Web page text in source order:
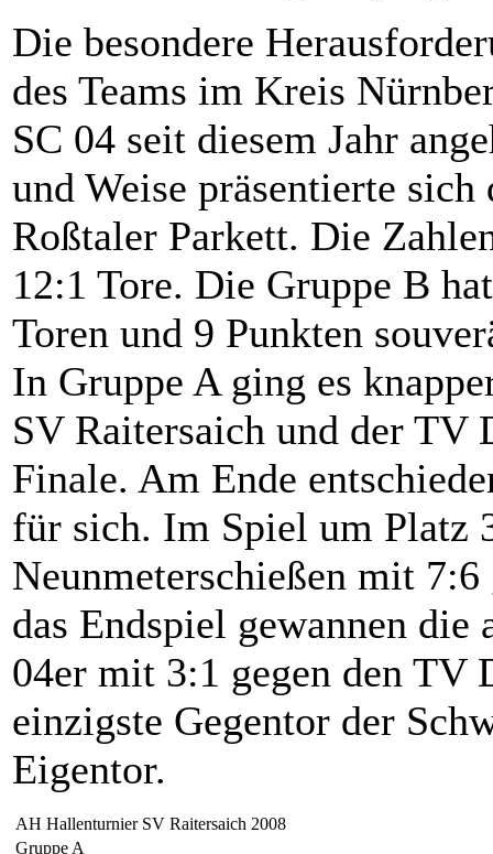
Die besondere
des Teams im Kreis
SC 04 seit diesem Jahr
und Weise präsentierte
Roßtaler Parkett. Die
12:1 Tore. Die Gruppe B
Toren und 9 Punkten
In Gruppe A ging es
SV Raitersaich und der TV
Finale. Am Ende
für sich. Im Spiel um Platz
Neunmeterschießen mit
das Endspiel gewannen die
04er mit 3:1 gegen den TV
einzigste Gegentor der
Eigentor.
AH Hallenturnier SV Raitersaich 2008
Gruppe A